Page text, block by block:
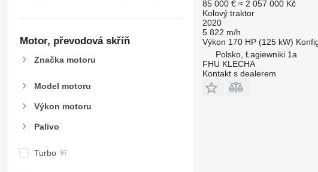
Motor, převodová skříň
Značka motoru
Model motoru
Výkon motoru
Palivo
Turbo
85 000 € ≈ 2 057 000 Kč
Kolový traktor
2020
5 822 m/h
Výkon 170 HP (125 kW)
Polsko, Łagiewniki 1a
FHU KLECHA
Kontakt s dealerem